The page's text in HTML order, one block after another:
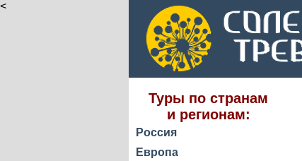
<
Туры по странам
и регионам:
Россия
Европа